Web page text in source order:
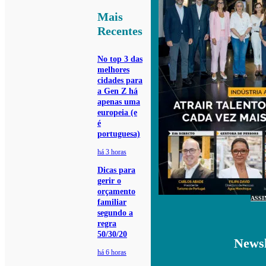
Mais
Recentes
No top 3 das
melhores
cidades para
a Gen Z há
apenas uma
europeia (e
é
portuguesa)
há 3 horas
Dicas para
gerir o
orçamento
familiar
segundo a
regra
50/30/20
há 6 horas